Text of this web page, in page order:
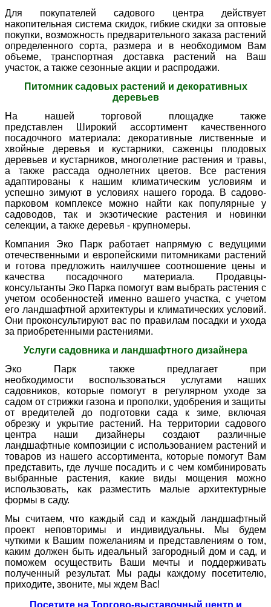
Для покупателей садового центра действует
накопительная система скидок, гибкие скидки за оптовые
покупки, возможность предварительного заказа растений
определенного сорта, размера и в необходимом Вам
объеме, транспортная доставка растений на Ваш
участок, а также сезонные акции и распродажи.
Питомник садовых растений и декоративных
деревьев
На нашей торговой площадке также
представлен Широкий ассортимент качественного
посадочного материала: декоративные лиственные и
хвойные деревья и кустарники, саженцы плодовых
деревьев и кустарников, многолетние растения и травы,
а также рассада однолетних цветов. Все растения
адаптированы к нашим климатическим условиям и
успешно зимуют в условиях нашего города. В садово-
парковом комплексе можно найти как популярные у
садоводов, так и экзотические растения и новинки
селекции, а также деревья - крупномеры.
Компания Эко Парк работает напрямую с ведущими
отечественными и европейскими питомниками растений
и готова предложить наилучшее соотношение цены и
качества посадочного материала.
Продавцы-
консультанты Эко Парка помогут вам выбрать растения с
учетом особенностей именно вашего участка, с учетом
его ландшафтной архитектуры и климатических условий.
Они проконсультируют вас по правилам посадки и ухода
за приобретенными растениями.
Услуги садовника и ландшафтного дизайнера
Эко Парк также предлагает при
необходимости воспользоваться услугами наших
садовников, которые помогут в регулярном уходе за
садом от стрижки газона и прополки, удобрения и защиты
от вредителей до подготовки сада к зиме, включая
обрезку и укрытие растений. На территории садового
центра наши дизайнеры создают различные
ландшафтные композиции с использованием растений и
товаров из нашего ассортимента, которые помогут Вам
представить, где лучше посадить и с чем комбинировать
выбранные растения, какие виды мощения можно
использовать, как разместить малые архитектурные
формы в саду.
Мы считаем, что каждый сад и каждый ландшафтный
проект неповторимы и индивидуальны. Мы будем
чуткими к Вашим пожеланиям и представлениям о том,
каким должен быть идеальный загородный дом и сад, и
поможем осуществить Ваши мечты и поддерживать
полученный результат. Мы рады каждому посетителю,
приходите, звоните, мы ждем Вас!
Посетите на Торгово-выставочный центр и